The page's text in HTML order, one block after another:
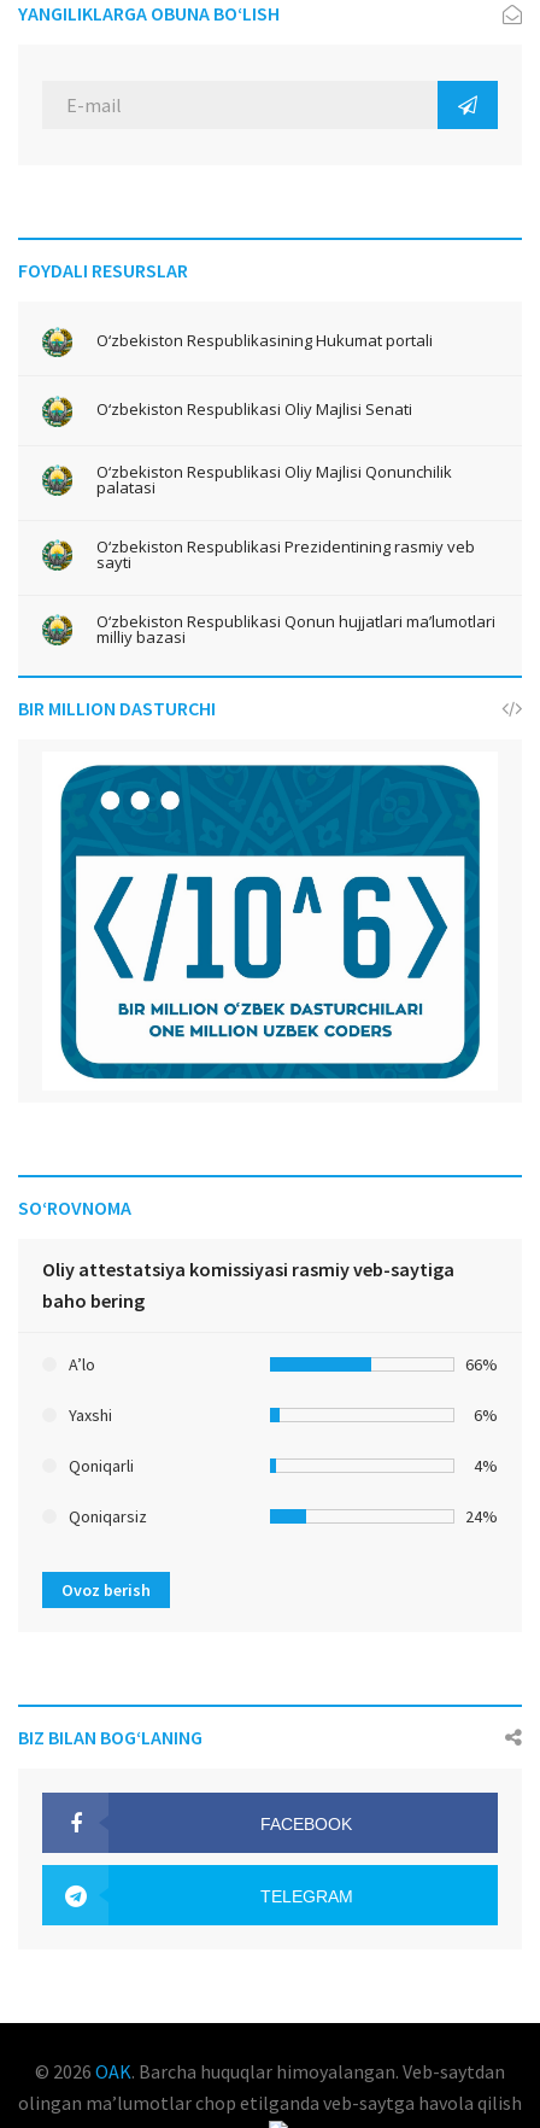
YANGILIKLARGA OBUNA BO‘LISH
FOYDALI RESURSLAR
O‘zbekiston Respublikasining Hukumat portali
O‘zbekiston Respublikasi Oliy Majlisi Senati
O‘zbekiston Respublikasi Oliy Majlisi Qonunchilik
palatasi
O‘zbekiston Respublikasi Prezidentining rasmiy veb
sayti
O‘zbekiston Respublikasi Qonun hujjatlari ma’lumotlari
milliy bazasi
BIR MILLION DASTURCHI
SO‘ROVNOMA
Oliy attestatsiya komissiyasi rasmiy veb-saytiga
baho bering
A’lo 66%
Yaxshi 6%
Qoniqarli 4%
Qoniqarsiz 24%
Ovoz berish
BIZ BILAN BOG‘LANING
FACEBOOK
TELEGRAM
© 2026 OAK. Barcha huquqlar himoyalangan. Veb-saytdan
olingan maʼlumotlar chop etilganda veb-saytga havola qilish